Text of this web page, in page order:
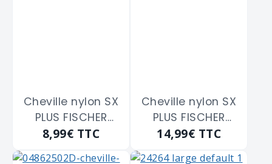
Cheville nylon SX
PLUS FISCHER
"568012" de 12 x
8,99€ TTC
Cheville nylon SX
PLUS FISCHER
"568014" de 14 x
14,99€ TTC